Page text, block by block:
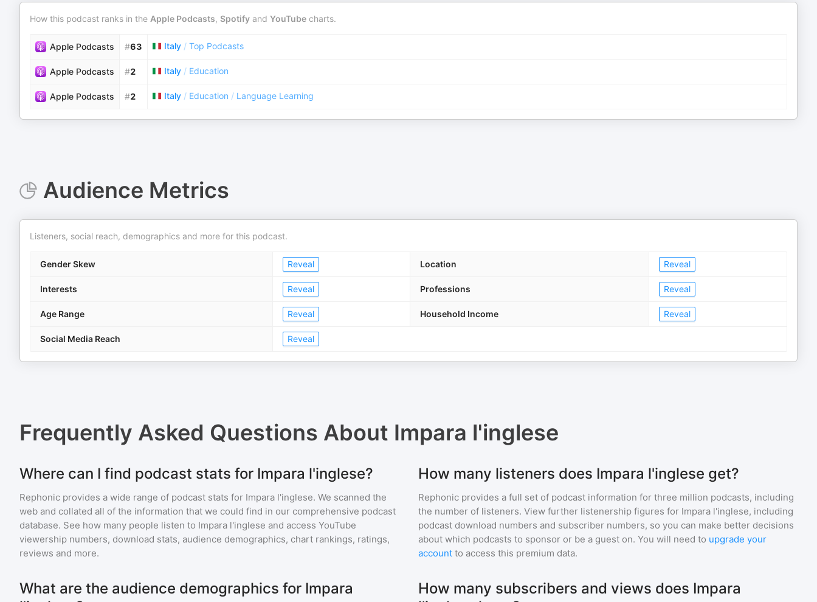
How this podcast ranks in the Apple Podcasts, Spotify and YouTube charts.
Apple Podcasts #63 Italy / Top Podcasts
Apple Podcasts #2 Italy / Education
Apple Podcasts #2 Italy / Education / Language Learning
Audience Metrics
Listeners, social reach, demographics and more for this podcast.
Gender Skew Reveal Location Reveal
Interests Reveal Professions Reveal
Age Range Reveal Household Income Reveal
Social Media Reach Reveal
Frequently Asked Questions About Impara l'inglese
Where can I find podcast stats for Impara l'inglese?
Rephonic provides a wide range of podcast stats for Impara l'inglese. We scanned the
web and collated all of the information that we could find in our comprehensive podcast
database. See how many people listen to Impara l'inglese and access YouTube
viewership numbers, download stats, audience demographics, chart rankings, ratings,
reviews and more.
How many listeners does Impara l'inglese get?
Rephonic provides a full set of podcast information for three million podcasts, including
the number of listeners. View further listenership figures for Impara l'inglese, including
podcast download numbers and subscriber numbers, so you can make better decisions
about which podcasts to sponsor or be a guest on. You will need to upgrade your
account to access this premium data.
What are the audience demographics for Impara
How many subscribers and views does Impara